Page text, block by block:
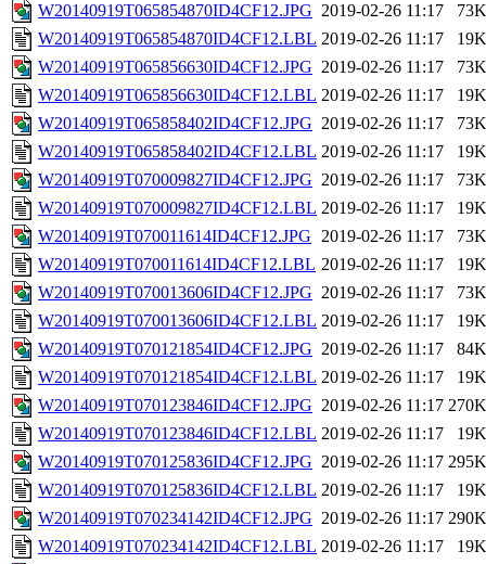
W20140919T065854870ID4CF12.JPG 2019-02-26 11:17
73K
W20140919T065854870ID4CF12.LBL 2019-02-26 11:17
19K
W20140919T065856630ID4CF12.JPG 2019-02-26 11:17
73K
W20140919T065856630ID4CF12.LBL 2019-02-26 11:17
19K
W20140919T065858402ID4CF12.JPG 2019-02-26 11:17
73K
W20140919T065858402ID4CF12.LBL 2019-02-26 11:17
19K
W20140919T070009827ID4CF12.JPG 2019-02-26 11:17
73K
W20140919T070009827ID4CF12.LBL 2019-02-26 11:17
19K
W20140919T070011614ID4CF12.JPG 2019-02-26 11:17
73K
W20140919T070011614ID4CF12.LBL 2019-02-26 11:17
19K
W20140919T070013606ID4CF12.JPG 2019-02-26 11:17
73K
W20140919T070013606ID4CF12.LBL 2019-02-26 11:17
19K
W20140919T070121854ID4CF12.JPG 2019-02-26 11:17
84K
W20140919T070121854ID4CF12.LBL 2019-02-26 11:17
19K
W20140919T070123846ID4CF12.JPG 2019-02-26 11:17 270K
W20140919T070123846ID4CF12.LBL 2019-02-26 11:17
19K
W20140919T070125836ID4CF12.JPG 2019-02-26 11:17 295K
W20140919T070125836ID4CF12.LBL 2019-02-26 11:17
19K
W20140919T070234142ID4CF12.JPG 2019-02-26 11:17 290K
W20140919T070234142ID4CF12.LBL 2019-02-26 11:17
19K